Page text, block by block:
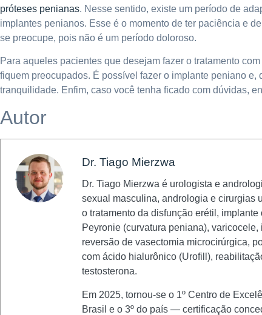
próteses penianas. Nesse sentido, existe um período de
implantes penianos. Esse é o momento de ter paciência e
se preocupe, pois não é um período doloroso.
Para aqueles pacientes que desejam fazer o tratamento
fiquem preocupados. É possível fazer o implante peniano
tranquilidade. Enfim, caso você tenha ficado com dúvidas,
Autor
Dr. Tiago Mierzwa
Dr. Tiago Mierzwa é urologista e
sexual masculina, andrologia e cirurgias
o tratamento da disfunção erétil,
Peyronie (curvatura peniana),
reversão de vasectomia microcirúrgica,
com ácido hialurônico (Urofill),
testosterona.
Em 2025, tornou-se o 1º Centro de
Brasil e o 3º do país — certificação